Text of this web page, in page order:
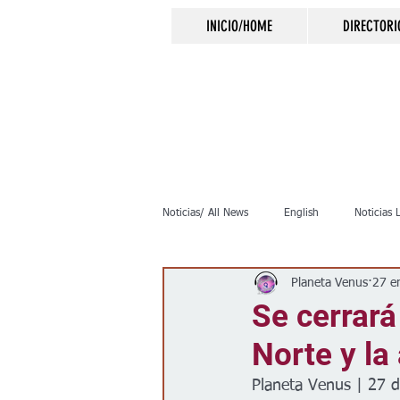
INICIO/HOME
Noticias/ All News English Noticias
Inmigración Crimen
Clima Vivienda
Se
Norte y la
Planeta Venus 27
Planeta Venus | 27